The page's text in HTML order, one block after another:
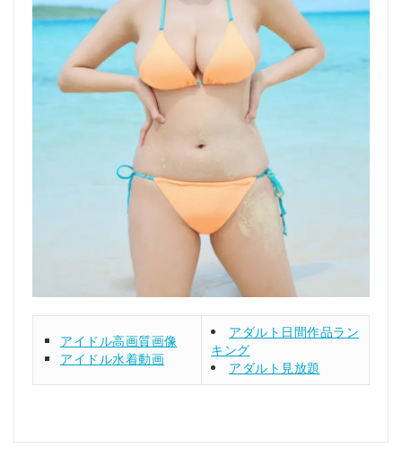
アイドル高画質画像
アイドル水着動画
アダルト日間作品ラン
キング
アダルト見放題